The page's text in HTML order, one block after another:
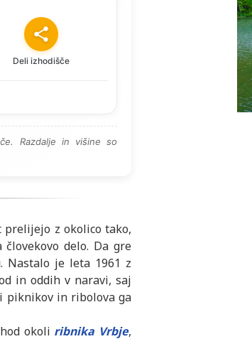
Deli izhodišče
Razdalje in višine so
z okolico tako,
delo. Da gre
Nastalo je leta 1961 z
in oddih v naravi, saj
piknikov in ribolova ga
okoli ribnika Vrbje,